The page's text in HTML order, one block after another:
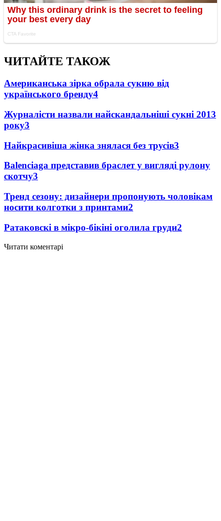
ЧИТАЙТЕ ТАКОЖ
Американська зірка обрала сукню від
українського бренду4
Журналісти назвали найскандальніші сукні 2013
року3
Найкрасивіша жінка знялася без трусів3
Balenciaga представив браслет у вигляді рулону
скотчу3
Тренд сезону: дизайнери пропонують чоловікам
носити колготки з принтами2
Ратаковскі в мікро-бікіні оголила груди2
Читати коментарі